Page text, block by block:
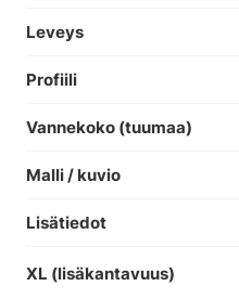
Leveys
Profiili
Vannekoko (tuumaa)
Malli / kuvio
Lisätiedot
XL (lisäkantavuus)